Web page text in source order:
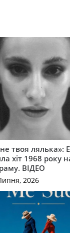
твоя лялька»:
хіт 1968 року
ВІДЕО
2026